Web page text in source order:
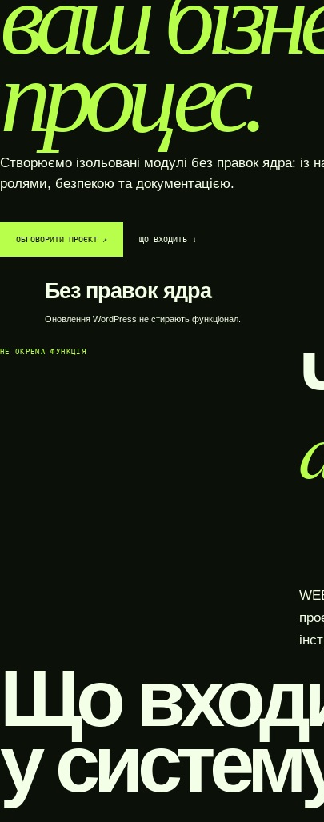
процес.
Створюємо ізольовані модулі без правок ядра: із
ролями, безпекою та документацією.
ОБГОВОРИТИ ПРОЄКТ ↗︎ ЩО ВХОДИТЬ ↓
Без правок ядра
Оновлення WordPress не стирають функціонал.
НЕ ОКРЕМА ФУНКЦІЯ
Що
у